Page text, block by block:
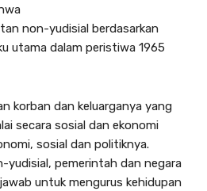
non-yudisial berdasarkan
utama dalam peristiwa 1965
korban dan keluarganya yang
secara sosial dan ekonomi
sosial dan politiknya.
yudisial, pemerintah dan negara
untuk mengurus kehidupan